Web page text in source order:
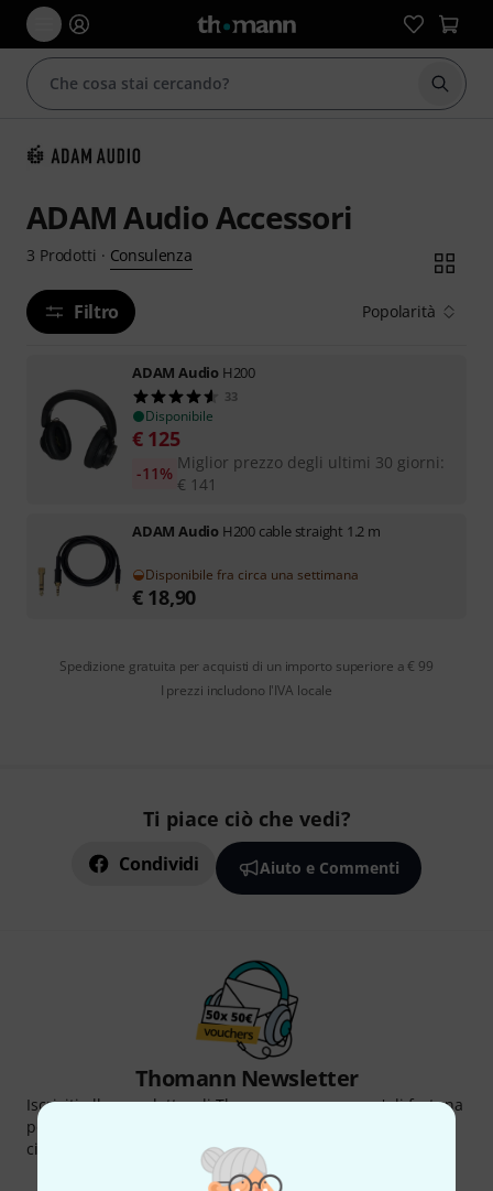
ADAM Audio Accessori
3 Prodotti · Consulenza
Filtro Popolarità
ADAM Audio H200
33
Disponibile
€ 125
Miglior prezzo degli ultimi 30 giorni:
€ 141
-11%
ADAM Audio H200 cable straight 1.2 m
Disponibile fra circa una settimana
€ 18,90
Spedizione gratuita per acquisti di un importo superiore a € 99
I prezzi includono l'IVA locale
Ti piace ciò che vedi?
Condividi Aiuto e Commenti
Thomann Newsletter
Iscriviti alla newsletter di Thomann, e con un po' di fortuna
potrai vincere uno dei 50 buoni del valore di 50 euro
ciascuno!
Contributi d'ispirazione